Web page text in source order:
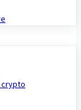
crypto